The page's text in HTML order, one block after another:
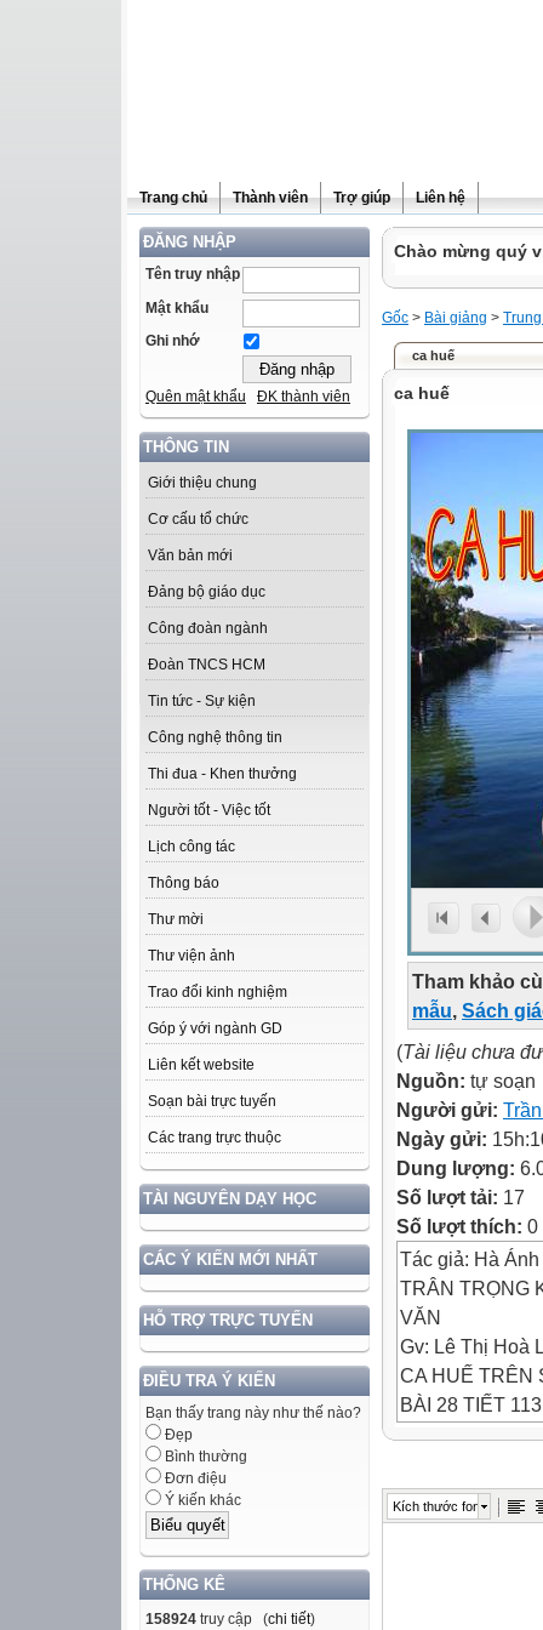
Trang chủ Thành viên Trợ giúp Liên hệ
ĐĂNG NHẬP
Tên truy nhập
Mật khẩu
Ghi nhớ
Quên mật khẩu ĐK thành viên
THÔNG TIN
Giới thiệu chung
Cơ cấu tổ chức
Văn bản mới
Đảng bộ giáo dục
Công đoàn ngành
Đoàn TNCS HCM
Tin tức - Sự kiện
Công nghệ thông tin
Thi đua - Khen thưởng
Người tốt - Việc tốt
Lịch công tác
Thông báo
Thư mời
Thư viện ảnh
Trao đổi kinh nghiệm
Góp ý với ngành GD
Liên kết website
Soạn bài trực tuyến
Các trang trực thuộc
TÀI NGUYÊN DẠY HỌC
CÁC Ý KIẾN MỚI NHẤT
HỖ TRỢ TRỰC TUYẾN
ĐIỀU TRA Ý KIẾN
Bạn thấy trang này như thế nào?
Đẹp
Bình thường
Đơn điệu
Ý kiến khác
THỐNG KÊ
158924 truy cập (chi tiết)
Chào mừng quý
Gốc > Bài giảng >
ca huế
ca huế
Tham khảo
mẫu, Sách
(Tài liệu chưa
Nguồn: tự soạn
Người gửi:
Ngày gửi:
Dung lượng:
Số lượt tải: 17
Số lượt thích: 0
Tác giả: Hà
TRÂN TRỌNG
VĂN
Gv: Lê Thị Hoà
CA HUẾ TRÊN
BÀI 28 TIẾT 113
Chùa Thiên Mụ
Cầu Tràng Tiền
Kích thước font